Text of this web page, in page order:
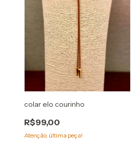
colar elo courinho
R$99,00
Atenção, última peça!